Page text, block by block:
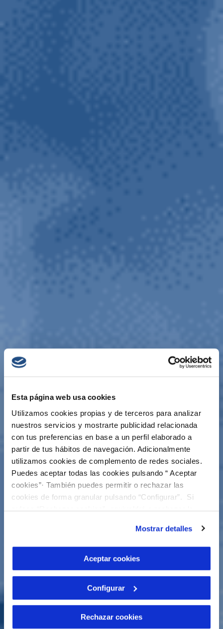
Esta página web usa cookies
Utilizamos cookies propias y de terceros para analizar
nuestros servicios y mostrarte publicidad relacionada
con tus preferencias en base a un perfil elaborado a
partir de tus hábitos de navegación. Adicionalmente
utilizamos cookies de complemento de redes sociales.
Puedes aceptar todas las cookies pulsando “ Aceptar
cookies”· También puedes permitir o rechazar las
cookies de forma granular pulsando “Configurar”. Si
pulsas “Rechazar cookies”, equivaldrá a rechazar la
son indispensables para que el sitio web funcione y que
por tanto no se pueden desactivar. Puedes consultar
más información en nuestraPolítica de Cookies
Mostrar detalles
Aceptar cookies
Configurar
Rechazar cookies